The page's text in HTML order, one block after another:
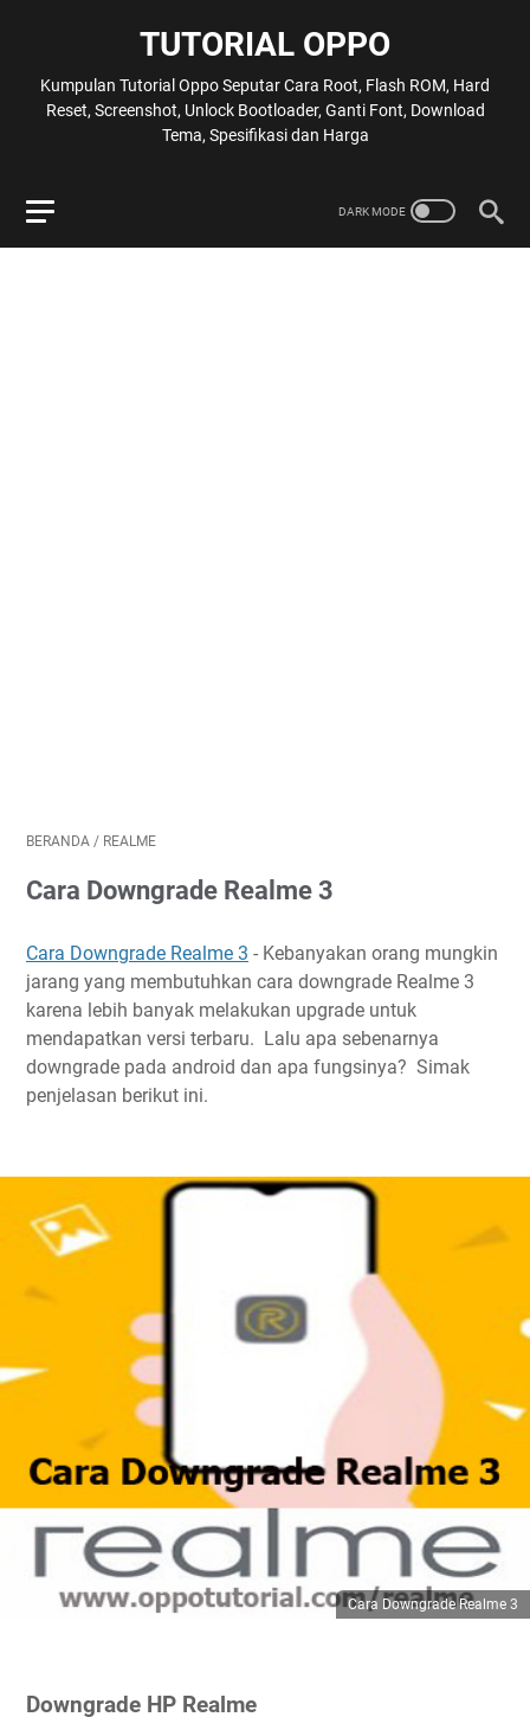
TUTORIAL OPPO
Kumpulan Tutorial Oppo Seputar Cara Root, Flash ROM, Hard
Reset, Screenshot, Unlock Bootloader, Ganti Font, Download
Tema, Spesifikasi dan Harga
BERANDA / REALME
Cara Downgrade Realme 3
Cara Downgrade Realme 3 - Kebanyakan orang mungkin
jarang yang membutuhkan cara downgrade Realme 3
karena lebih banyak melakukan upgrade untuk
mendapatkan versi terbaru. Lalu apa sebenarnya
downgrade pada android dan apa fungsinya? Simak
penjelasan berikut ini.
Cara Downgrade Realme 3
Downgrade HP Realme